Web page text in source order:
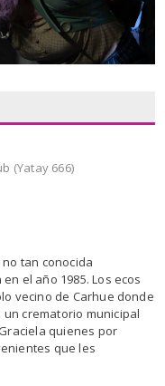
(Yatay 666)
tan conocida
el año 1985. Los ecos
vecino de Carhue donde
crematorio municipal
quienes por
que les